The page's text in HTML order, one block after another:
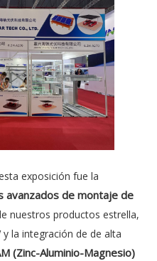
exposición fue la
avanzados de montaje de
nuestros productos estrella,
la integración de de alta
(Zinc-Aluminio-Magnesio)